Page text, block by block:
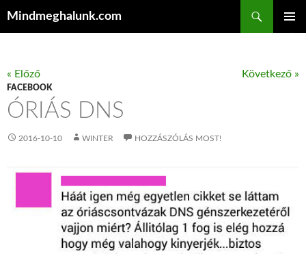
Mindmeghalunk.com
« Előző Következő »
FACEBOOK
ÓRIÁS DNS
2016-10-10 WINTER HOZZÁSZÓLÁS MOST!